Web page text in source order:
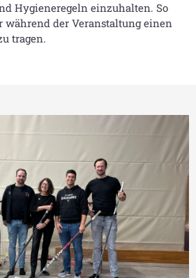
Hygieneregeln einzuhalten. So
während der Veranstaltung einen
tragen.